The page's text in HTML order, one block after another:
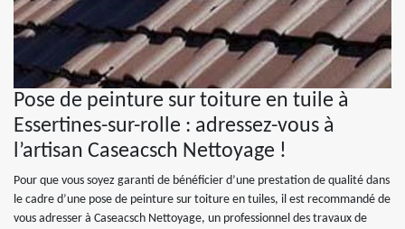
Pose de peinture sur toiture en tuile à
Essertines-sur-rolle : adressez-vous à
l’artisan Caseacsch Nettoyage !
Pour que vous soyez garanti de bénéficier d’une prestation de qualité dans
le cadre d’une pose de peinture sur toiture en tuiles, il est recommandé de
vous adresser à Caseacsch Nettoyage, un professionnel des travaux de